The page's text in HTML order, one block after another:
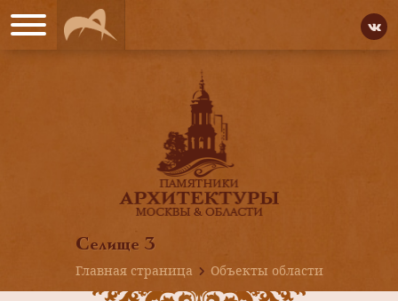
Селище 3
Главная страница
Объекты области